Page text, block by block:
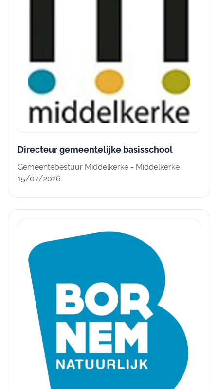
Directeur gemeentelijke basisschool
Gemeentebestuur Middelkerke - Middelkerke
15/07/2026